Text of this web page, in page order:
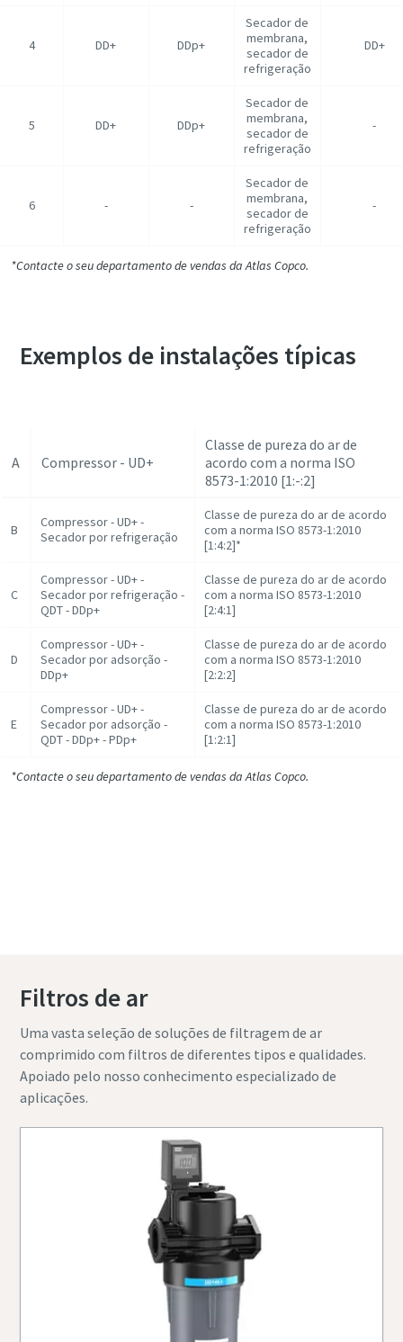
4 DD+ DDp+
Secador de
membrana,
secador de
refrigeração
DD+
5 DD+ DDp+
Secador de
membrana,
secador de
refrigeração
-
6 - -
Secador de
membrana,
secador de
refrigeração
-
*Contacte o seu departamento de vendas da Atlas Copco.
Exemplos de instalações típicas
A Compressor - UD+
Classe de pureza do ar de
acordo com a norma ISO
8573-1:2010 [1:-:2]
B
Compressor - UD+ -
Secador por refrigeração
Classe de pureza do ar de acordo
com a norma ISO 8573-1:2010
[1:4:2]*
C
Compressor - UD+ -
Secador por refrigeração -
QDT - DDp+
Classe de pureza do ar de acordo
com a norma ISO 8573-1:2010
[2:4:1]
D
Compressor - UD+ -
Secador por adsorção -
DDp+
Classe de pureza do ar de acordo
com a norma ISO 8573-1:2010
[2:2:2]
E
Compressor - UD+ -
Secador por adsorção -
QDT - DDp+ - PDp+
Classe de pureza do ar de acordo
com a norma ISO 8573-1:2010
[1:2:1]
*Contacte o seu departamento de vendas da Atlas Copco.
Filtros de ar
Uma vasta seleção de soluções de filtragem de ar
comprimido com filtros de diferentes tipos e qualidades.
Apoiado pelo nosso conhecimento especializado de
aplicações.